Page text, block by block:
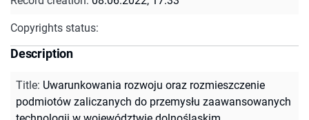
Copyrights status:
Description
Title: Uwarunkowania rozwoju oraz rozmieszczenie
podmiotów zaliczanych do przemysłu zaawansowanych